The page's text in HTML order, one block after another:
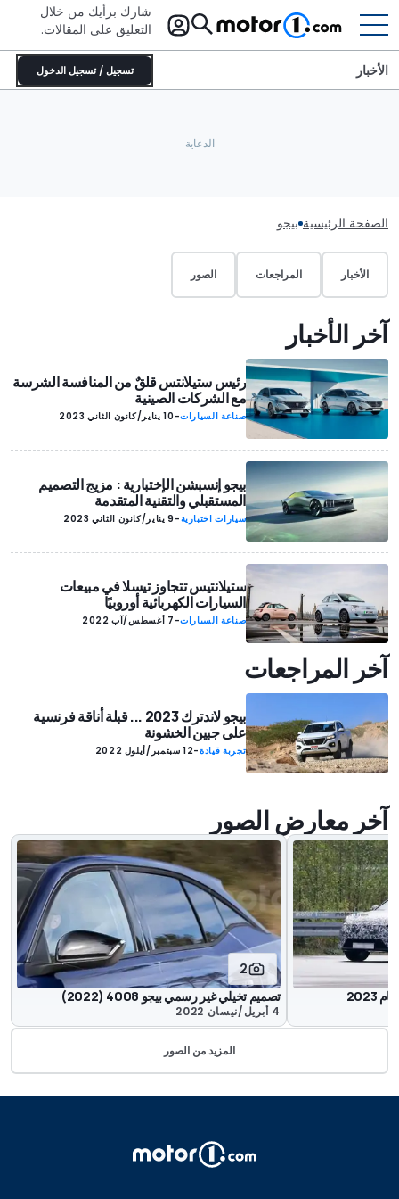
شارك برأيك من خلال
التعليق على المقالات.
تسجيل / تسجيل الدخول الأخبار
الصفحة الرئيسية بيجو
الأخبار المراجعات الصور
آخر الأخبار
رئيس ستيلانتس قلقٌ من المنافسة الشرسة
مع الشركات الصينية
صناعة السيارات- 10 يناير/كانون الثاني 2023
بيجو إنسبشن الإختبارية : مزيج التصميم
المستقبلي والتقنية المتقدمة
سيارات اختبارية- 9 يناير/كانون الثاني 2023
ستيلانتيس تتجاوز تيسلا في مبيعات
السيارات الكهربائية أوروبيًا
صناعة السيارات- 7 أغسطس/آب 2022
آخر المراجعات
بيجو لاندترك 2023 ... قبلة أناقة فرنسية
على جبين الخشونة
تجربة قيادة-12 سبتمبر/أيلول 2022
آخر معارض الصور
2
تصميم تخيلي غير رسمي بيجو 4008 (2022)
4 أبريل/نيسان 2022
المزيد من الصور